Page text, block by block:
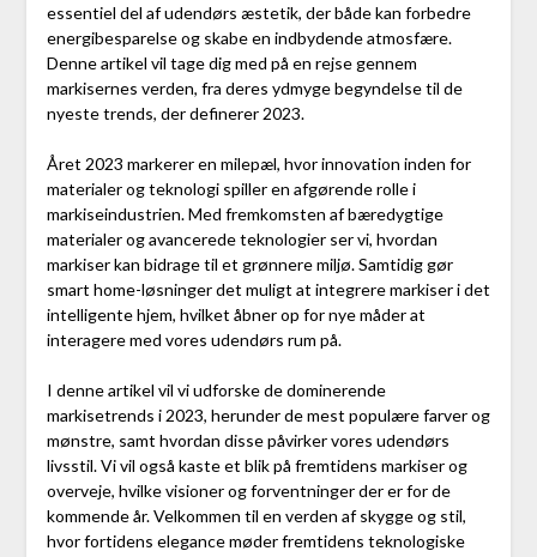
essentiel del af udendørs æstetik, der både kan forbedre
energibesparelse og skabe en indbydende atmosfære.
Denne artikel vil tage dig med på en rejse gennem
markisernes verden, fra deres ydmyge begyndelse til de
nyeste trends, der definerer 2023.
Året 2023 markerer en milepæl, hvor innovation inden for
materialer og teknologi spiller en afgørende rolle i
markiseindustrien. Med fremkomsten af bæredygtige
materialer og avancerede teknologier ser vi, hvordan
markiser kan bidrage til et grønnere miljø. Samtidig gør
smart home-løsninger det muligt at integrere markiser i det
intelligente hjem, hvilket åbner op for nye måder at
interagere med vores udendørs rum på.
I denne artikel vil vi udforske de dominerende
markisetrends i 2023, herunder de mest populære farver og
mønstre, samt hvordan disse påvirker vores udendørs
livsstil. Vi vil også kaste et blik på fremtidens markiser og
overveje, hvilke visioner og forventninger der er for de
kommende år. Velkommen til en verden af skygge og stil,
hvor fortidens elegance møder fremtidens teknologiske